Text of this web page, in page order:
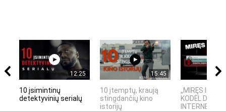
12:25
10 įsimintinų
detektyvinių serialų
15:45
10 įtemptų, kraują
stingdančių kino
istorijų
„MIRĘS
KODĖL
INTERNETO